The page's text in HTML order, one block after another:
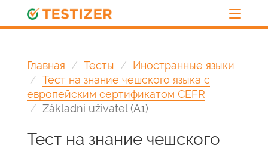
Главная Тесты
Иностранные языки
Тест на знание чешского языка с
европейским сертификатом CEFR
Základní uživatel (A1)
Тест на знание чешского